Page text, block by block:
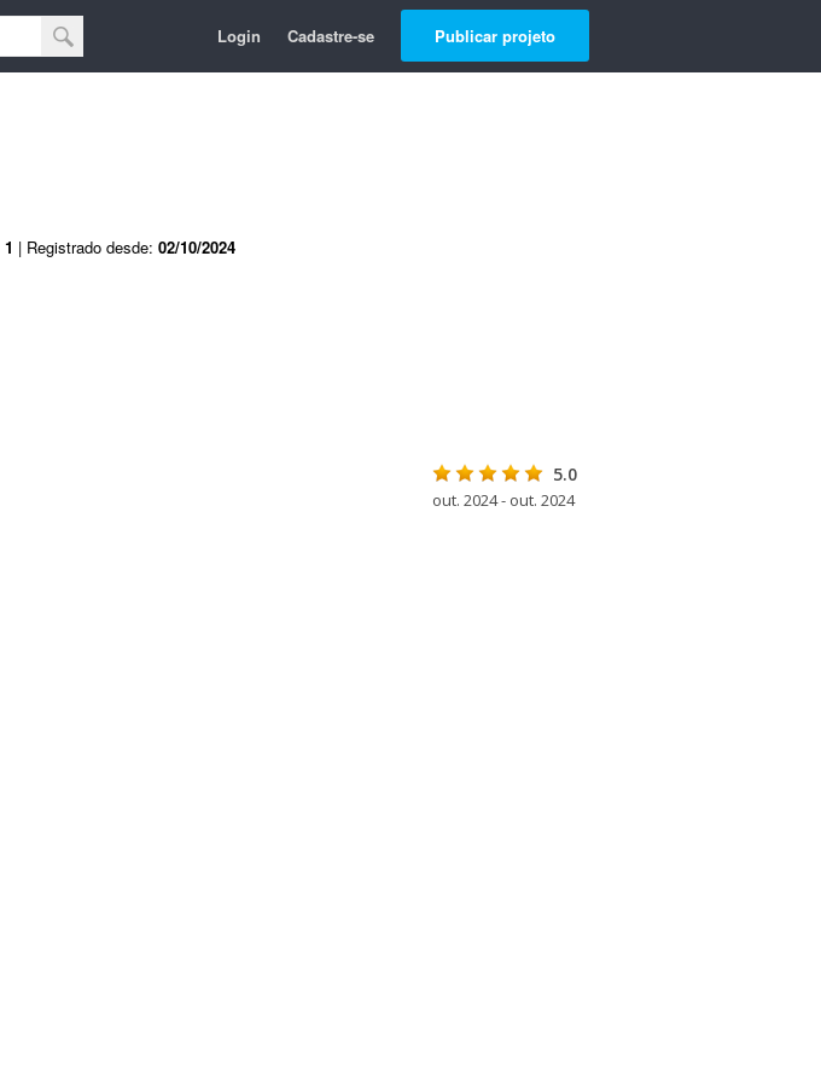
Login Cadastre-se Publicar projeto
1 | Registrado desde: 02/10/2024
5.0
out. 2024 - out. 2024